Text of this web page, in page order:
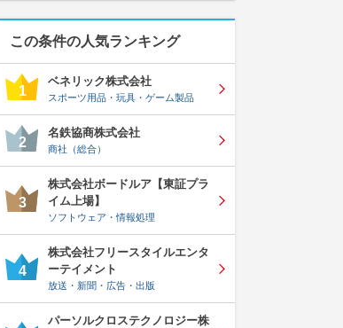
この条件の人気ランキング
1
ベネリック株式会社
スポーツ用品・玩具・ゲーム製品
2
名鉄協商株式会社
商社（総合）
3
株式会社ボードルア【東証プラ
イム上場】
ソフトウェア・情報処理
4
株式会社フリースタイルエンタ
ーテイメント
放送・新聞・広告・出版
パーソルクロステクノロジー株